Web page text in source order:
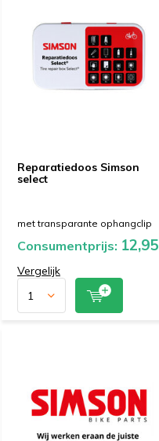
Reparatiedoos Simson
select
met transparante ophangclip
Consumentprijs: 12,95
Vergelijk